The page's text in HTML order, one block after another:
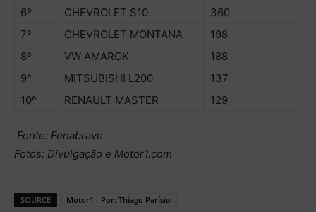
6º
CHEVROLET S10
360
7º
CHEVROLET MONTANA
198
8º
VW AMAROK
188
9º
MITSUBISHI L200
137
10º
RENAULT MASTER 129
Fonte: Fenabrave
Fotos: Divulgação e Motor1.com
SOURCE Motor1 - Por: Thiago Parísio